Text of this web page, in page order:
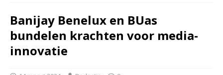
Banijay Benelux en BUas
bundelen krachten voor media-
innovatie